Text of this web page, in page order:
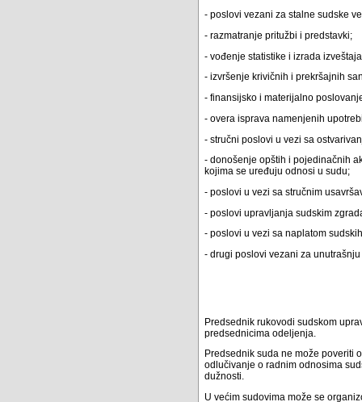
- poslovi vezani za stalne sudske
- razmatranje pritužbi i predstavki;
- vođenje statistike i izrada
- izvršenje krivičnih i prekršajnih
- finansijsko i materijalno
- overa isprava namenjenih
- stručni poslovi u vezi sa
- donošenje opštih i pojedinačnih
kojima se uređuju odnosi u sudu;
- poslovi u vezi sa stručnim
- poslovi upravljanja sudskim
- poslovi u vezi sa naplatom
- drugi poslovi vezani za
Predsednik rukovodi sudskom
predsednicima odeljenja.
Predsednik suda ne može poveriti
odlučivanje o radnim odnosima
dužnosti.
U većim sudovima može se